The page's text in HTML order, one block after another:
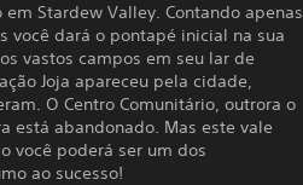
Stardew Valley. Contando apenas
você dará o pontapé inicial na sua
vastos campos em seu lar de
Joja apareceu pela cidade,
O Centro Comunitário, outrora o
está abandonado. Mas este vale
você poderá ser um dos
ao sucesso!